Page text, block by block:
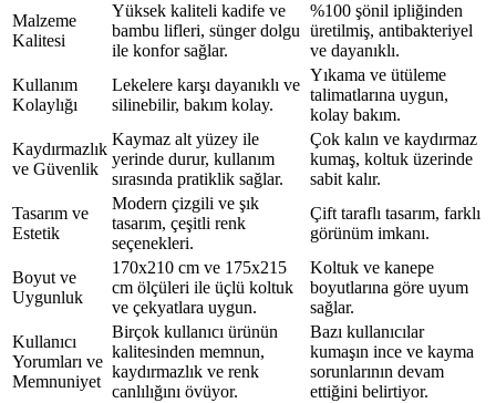
Malzeme
Kalitesi
Yüksek kaliteli kadife ve
bambu lifleri, sünger dolgu
ile konfor sağlar.
%100 şönil ipliğinden
üretilmiş, antibakteriyel
ve dayanıklı.
Kullanım
Kolaylığı
Lekelere karşı dayanıklı ve
silinebilir, bakım kolay.
Yıkama ve ütüleme
talimatlarına uygun,
kolay bakım.
Kaydırmazlık
ve Güvenlik
Kaymaz alt yüzey ile
yerinde durur, kullanım
sırasında pratiklik sağlar.
Çok kalın ve kaydırmaz
kumaş, koltuk üzerinde
sabit kalır.
Tasarım ve
Estetik
Modern çizgili ve şık
tasarım, çeşitli renk
seçenekleri.
Çift taraflı tasarım, farklı
görünüm imkanı.
Boyut ve
Uygunluk
170x210 cm ve 175x215
cm ölçüleri ile üçlü koltuk
ve çekyatlara uygun.
Koltuk ve kanepe
boyutlarına göre uyum
sağlar.
Kullanıcı
Yorumları ve
Memnuniyet
Birçok kullanıcı ürünün
kalitesinden memnun,
kaydırmazlık ve renk
canlılığını övüyor.
Bazı kullanıcılar
kumaşın ince ve kayma
sorunlarının devam
ettiğini belirtiyor.